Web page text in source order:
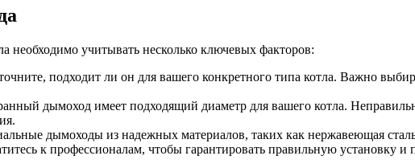
необходимо учитывать несколько ключевых факторов:
подходит ли он для вашего конкретного типа котла. Важно
дымоход имеет подходящий диаметр для вашего котла.
дымоходы из надежных материалов, таких как нержавеющая
к профессионалам, чтобы гарантировать правильную установку